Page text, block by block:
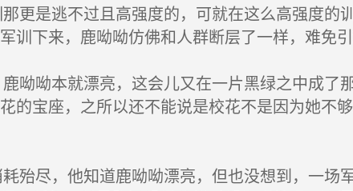
更是逃不过且高强度的，可就在这么高强度的
训下来，鹿呦呦仿佛和人群断层了一样，难免引
呦呦本就漂亮，这会儿又在一片黑绿之中成了
的宝座，之所以还不能说是校花不是因为她不
殆尽，他知道鹿呦呦漂亮，但也没想到，一场